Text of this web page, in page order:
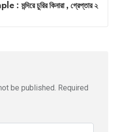
: মন্দিরে চুরির কিনারা , গ্রেপ্তার ২
be published. Required